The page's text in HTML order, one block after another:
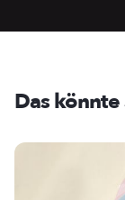
Das